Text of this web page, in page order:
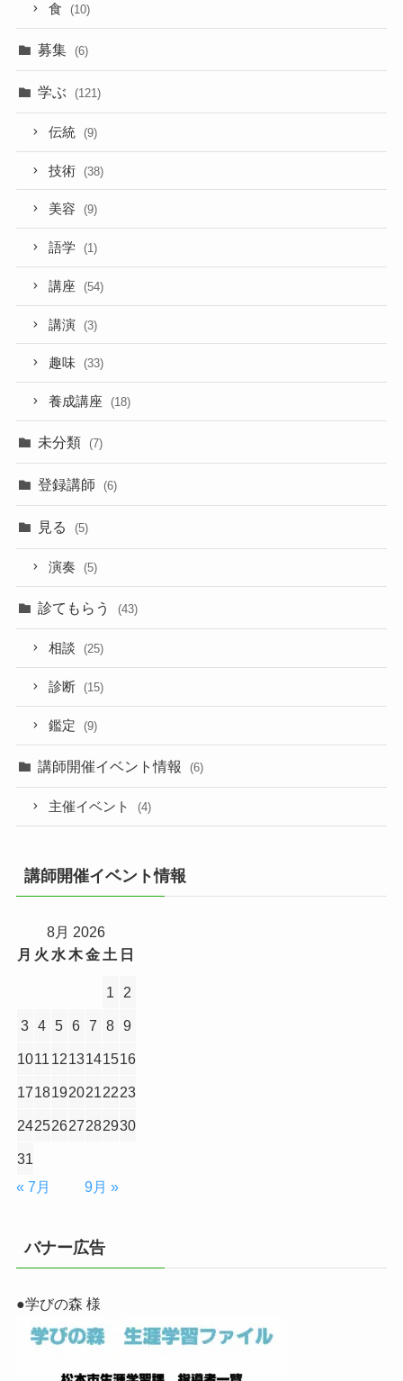
食 (10)
募集 (6)
学ぶ (121)
伝統 (9)
技術 (38)
美容 (9)
語学 (1)
講座 (54)
講演 (3)
趣味 (33)
養成講座 (18)
未分類 (7)
登録講師 (6)
見る (5)
演奏 (5)
診てもらう (43)
相談 (25)
診断 (15)
鑑定 (9)
講師開催イベント情報 (6)
主催イベント (4)
講師開催イベント情報
8月 2026
月 火 水木金 土 日
1 2
3 4 5 6 7 8 9
1011 1213141516
17181920212223
24252627282930
31
« 7月
9月 »
バナー広告
●学びの森 様